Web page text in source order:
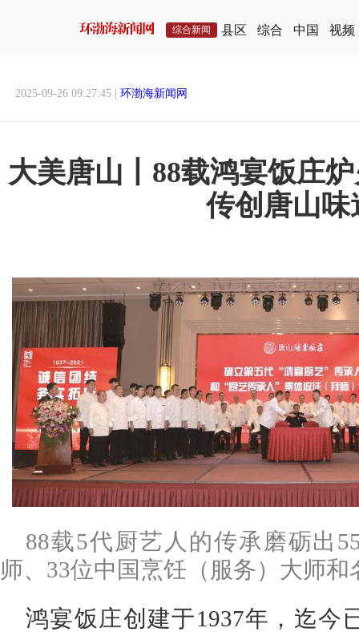
综合新闻 县区 综合 中国 视频
2025-09-26 09:27:45 | 环渤海新闻网
大美唐山丨88载鸿宴饭庄
传创唐山味
88载5代厨艺人的传承磨砺出
师、33位中国烹饪（服务）大师和
鸿宴饭庄创建于1937年，迄今